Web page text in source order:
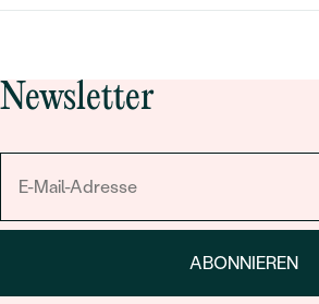
Newsletter
ABONNIEREN